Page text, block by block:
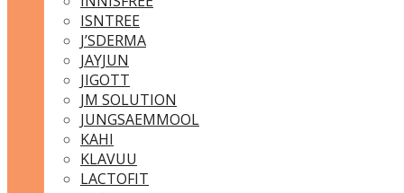
ISNTREE
J’SDERMA
JAYJUN
JIGOTT
JM SOLUTION
JUNGSAEMMOOL
KAHI
KLAVUU
LACTOFIT